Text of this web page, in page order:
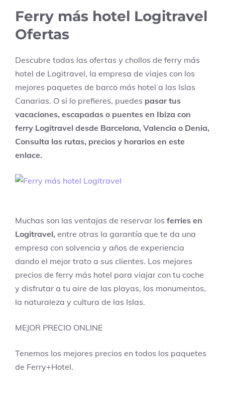
Ferry más hotel Logitravel
Ofertas
Descubre todas las ofertas y chollos de ferry más
hotel de Logitravel, la empresa de viajes con los
mejores paquetes de barco más hotel a las Islas
Canarias. O si lo prefieres, puedes pasar tus
vacaciones, escapadas o puentes en Ibiza con
ferry Logitravel desde Barcelona, Valencia o Denia,
Consulta las rutas, precios y horarios en este
enlace.
Muchas son las ventajas de reservar los ferries en
Logitravel, entre otras la garantía que te da una
empresa con solvencia y años de experiencia
dando el mejor trato a sus clientes. Los mejores
precios de ferry más hotel para viajar con tu coche
y disfrutar a tu aire de las playas, los monumentos,
la naturaleza y cultura de las Islas.
MEJOR PRECIO ONLINE
Tenemos los mejores precios en todos los paquetes
de Ferry+Hotel.